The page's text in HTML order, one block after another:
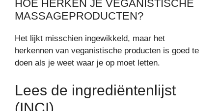
HOE HERKEN JE VEGANISTISCHE
MASSAGEPRODUCTEN?
Het lijkt misschien ingewikkeld, maar het
herkennen van veganistische producten is goed te
doen als je weet waar je op moet letten.
Lees de ingrediëntenlijst
(INCI)